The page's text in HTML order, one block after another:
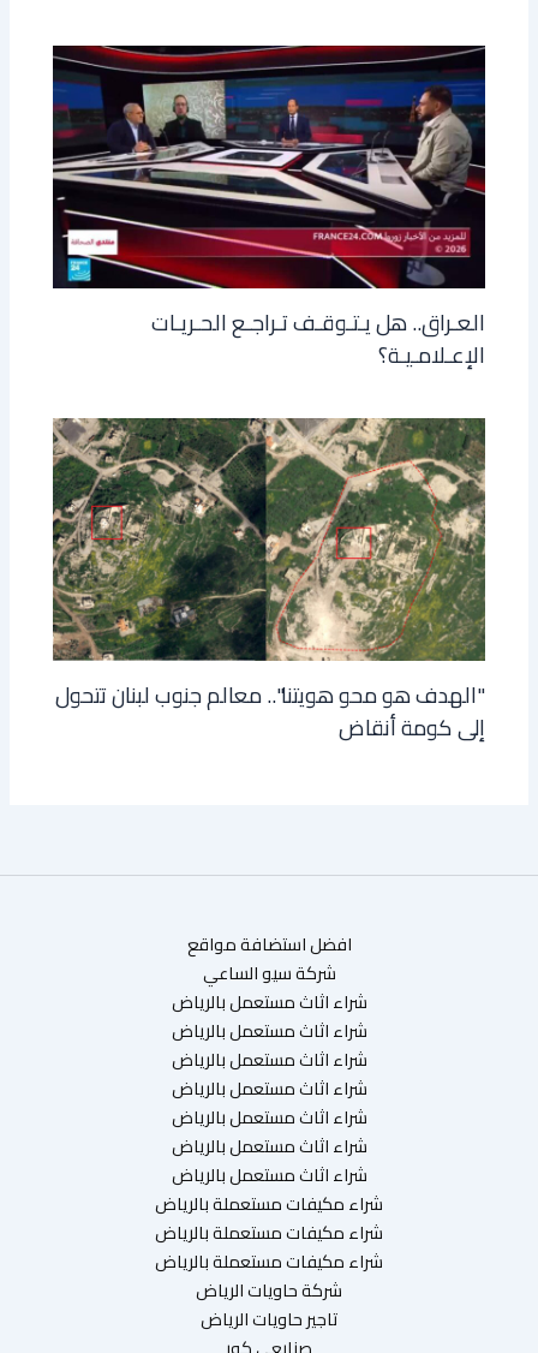
العـراق.. هل يـتـوقـف تـراجـع الحـريـات
الإعـلامـيـة؟
"الهدف هو محو هويتنا".. معالم جنوب لبنان تتحول
إلى كومة أنقاض
افضل استضافة مواقع
شركة سيو الساعي
شراء اثاث مستعمل بالرياض
شراء اثاث مستعمل بالرياض
شراء اثاث مستعمل بالرياض
شراء اثاث مستعمل بالرياض
شراء اثاث مستعمل بالرياض
شراء اثاث مستعمل بالرياض
شراء اثاث مستعمل بالرياض
شراء مكيفات مستعملة بالرياض
شراء مكيفات مستعملة بالرياض
شراء مكيفات مستعملة بالرياض
شركة حاويات الرياض
تاجير حاويات الرياض